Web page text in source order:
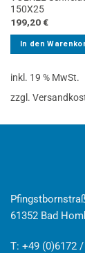
150X25
199,20€
In den
inkl. 19 % MwSt.
zzgl.
61352 Bad
T: +49 (0)6172